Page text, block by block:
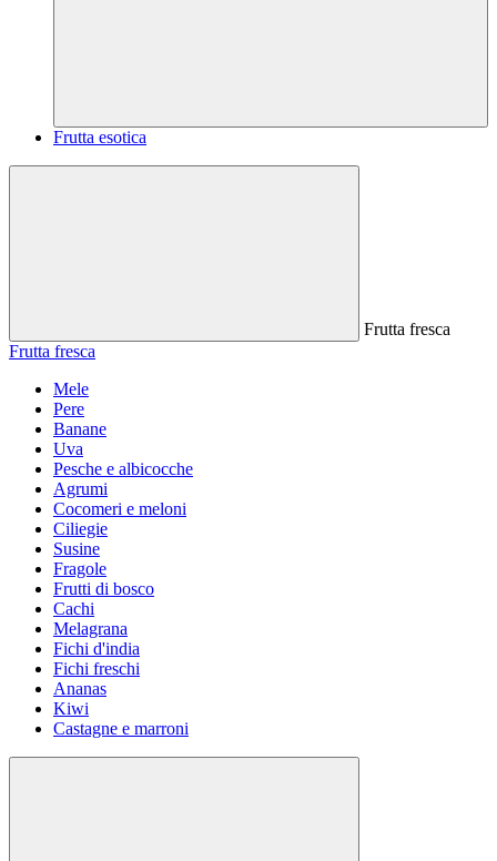
Frutta esotica
Frutta fresca
Frutta fresca
Mele
Pere
Banane
Uva
Pesche e albicocche
Agrumi
Cocomeri e meloni
Ciliegie
Susine
Fragole
Frutti di bosco
Cachi
Melagrana
Fichi d'india
Fichi freschi
Ananas
Kiwi
Castagne e marroni